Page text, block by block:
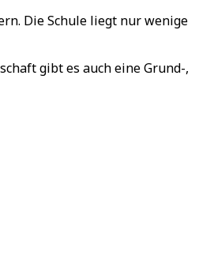
Die Schule liegt nur wenige
gibt es auch eine Grund-,